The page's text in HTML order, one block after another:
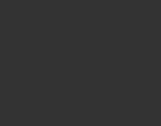
Dichtmittel
dem
mit